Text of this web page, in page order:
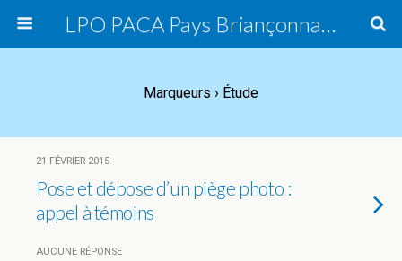
LPO PACA Pays Briançonnais, groupe local
Marqueurs › Étude
21 FÉVRIER 2015
Pose et dépose d’un piège photo :
appel à témoins
AUCUNE RÉPONSE